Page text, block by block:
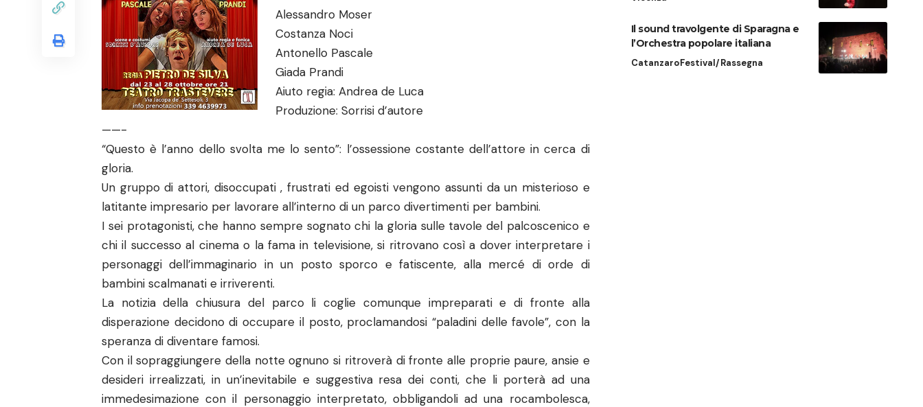
Alessandro Moser
Costanza Noci
Antonello Pascale
Giada Prandi
Aiuto regia: Andrea de Luca
Produzione: Sorrisi d’autore
——-
“Questo è l’anno dello svolta me lo sento”: l’ossessione costante dell’attore in cerca di
gloria.
Un gruppo di attori, disoccupati , frustrati ed egoisti vengono assunti da un misterioso e
latitante impresario per lavorare all’interno di un parco divertimenti per bambini.
I sei protagonisti, che hanno sempre sognato chi la gloria sulle tavole del palcoscenico e
chi il successo al cinema o la fama in televisione, si ritrovano così a dover interpretare i
personaggi dell’immaginario in un posto sporco e fatiscente, alla mercé di orde di
bambini scalmanati e irriverenti.
La notizia della chiusura del parco li coglie comunque impreparati e di fronte alla
disperazione decidono di occupare il posto, proclamandosi “paladini delle favole”, con la
speranza di diventare famosi.
Con il sopraggiungere della notte ognuno si ritroverà di fronte alle proprie paure, ansie e
desideri irrealizzati, in un’inevitabile e suggestiva resa dei conti, che li porterà ad una
immedesimazione con il personaggio interpretato, obbligandoli ad una rocambolesca,
Il sound travolgente di Sparagna e
l’Orchestra popolare italiana
CatanzaroFestival/Rassegna